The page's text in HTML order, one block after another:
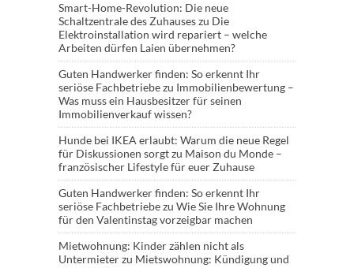
Smart-Home-Revolution: Die neue
Schaltzentrale des Zuhauseszu Die
Elektroinstallation wird repariert – welche
Arbeiten dürfen Laien übernehmen?
Guten Handwerker finden: So erkennt Ihr
seriöse Fachbetriebezu Immobilienbewertung –
Was muss ein Hausbesitzer für seinen
Immobilienverkauf wissen?
Hunde bei IKEA erlaubt: Warum die neue Regel
für Diskussionen sorgtzu Maison du Monde –
französischer Lifestyle für euer Zuhause
Guten Handwerker finden: So erkennt Ihr
seriöse Fachbetriebezu Wie Sie Ihre Wohnung
für den Valentinstag vorzeigbar machen
Mietwohnung: Kinder zählen nicht als
Untermieterzu Mietswohnung: Kündigung und